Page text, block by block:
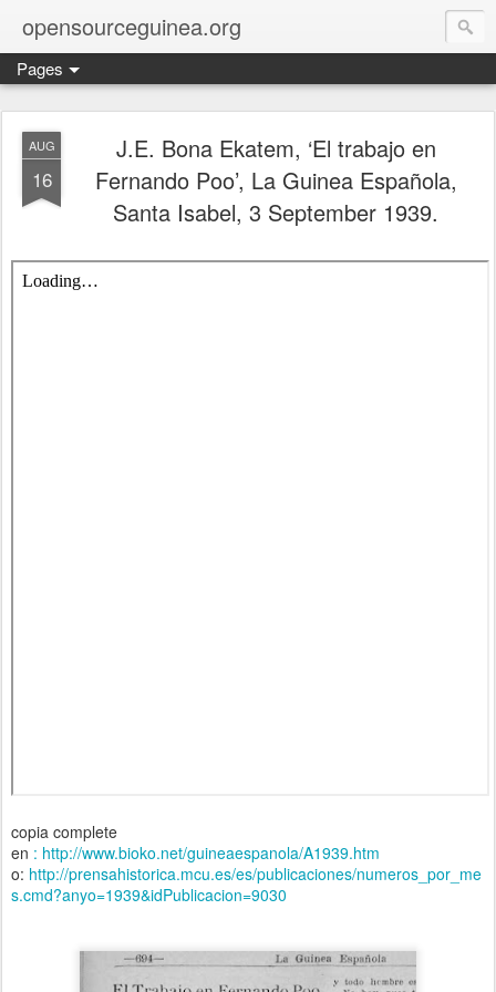
opensourceguinea.org
Pages
AUG
16
J.E. Bona Ekatem, ‘El trabajo en
Fernando Poo’, La Guinea Española,
Santa Isabel, 3 September 1939.
copia complete
en : http://www.bioko.net/guineaespanola/A1939.htm
o: http://prensahistorica.mcu.es/es/publicaciones/numeros_por_me
s.cmd?anyo=1939&idPublicacion=9030